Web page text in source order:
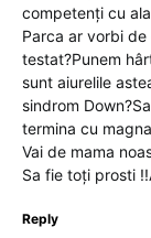
competenți cu
Parca ar vorbi
testat?Punem
sunt aiurelile
sindrom
termina cu
Vai de mama
Sa fie toți prosti
Reply